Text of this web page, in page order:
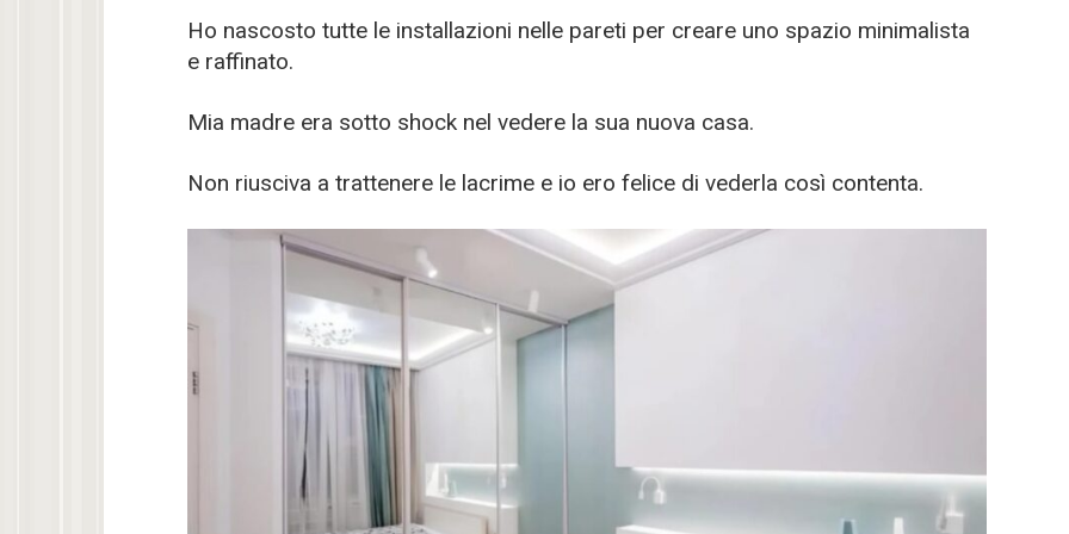
Ho nascosto tutte le installazioni nelle pareti per creare uno spazio minimalista
e raffinato.
Mia madre era sotto shock nel vedere la sua nuova casa.
Non riusciva a trattenere le lacrime e io ero felice di vederla così contenta.